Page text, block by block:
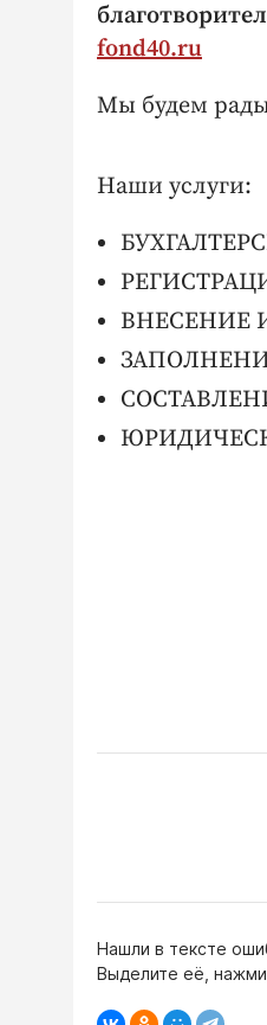
fond40.ru
Мы будем рады
Наши услуги:
ВНЕСЕНИЕ
ЗАПОЛНЕНИЕ
Нашли в тексте
Выделите её,